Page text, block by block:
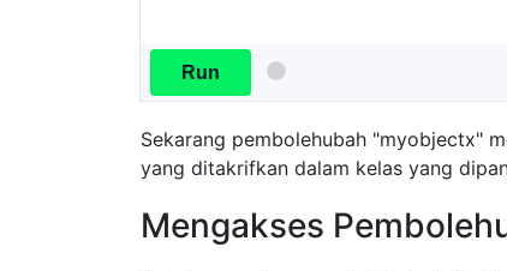
Run
Sekarang pembolehubah "myobjectx"
yang ditakrifkan dalam kelas yang
Mengakses